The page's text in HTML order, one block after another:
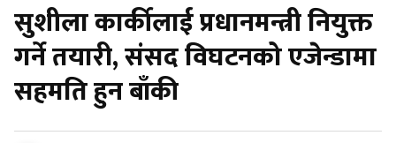
सुशीला कार्कीलाई प्रधानमन्त्री नियुक्त
गर्ने तयारी, संसद विघटनको एजेन्डामा
सहमति हुन बाँकी